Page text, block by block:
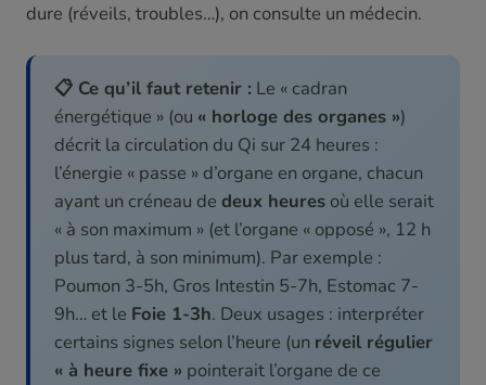
dure (réveils, troubles…), on consulte un médecin.
📋 Ce qu’il faut retenir : Le « cadran
énergétique » (ou « horloge des organes »)
décrit la circulation du Qi sur 24 heures :
l’énergie « passe » d’organe en organe, chacun
ayant un créneau de deux heures où elle serait
« à son maximum » (et l’organe « opposé », 12 h
plus tard, à son minimum). Par exemple :
Poumon 3-5h, Gros Intestin 5-7h, Estomac 7-
9h… et le Foie 1-3h. Deux usages : interpréter
certains signes selon l’heure (un réveil régulier
« à heure fixe » pointerait l’organe de ce